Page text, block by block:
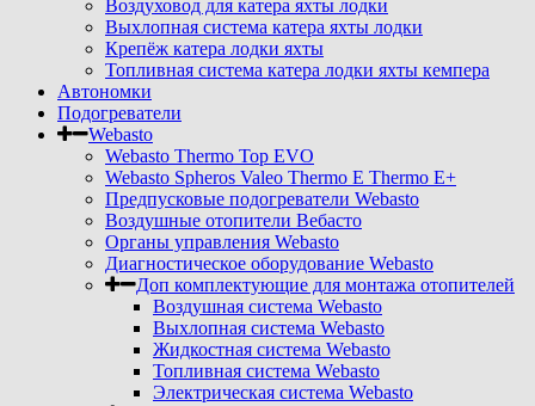
Воздуховод для катера яхты лодки
Выхлопная система катера яхты лодки
Крепёж катера лодки яхты
Топливная система катера лодки яхты кемпера
Автономки
Подогреватели
Webasto
Webasto Thermo Top EVO
Webasto Spheros Valeo Thermo E Thermo E+
Предпусковые подогреватели Webasto
Воздушные отопители Вебасто
Органы управления Webasto
Диагностическое оборудование Webasto
Доп комплектующие для монтажа отопителей
Воздушная система Webasto
Выхлопная система Webasto
Жидкостная система Webasto
Топливная система Webasto
Электрическая система Webasto